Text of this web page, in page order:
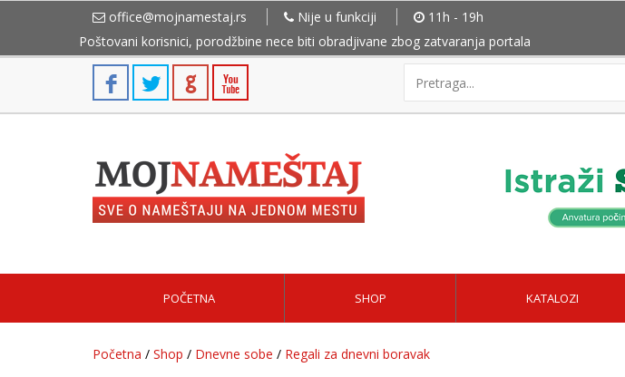
office@mojnamestaj.rs Nije u funkciji 11h - 19h
Poštovani korisnici, porodžbine nece biti obradjivane zbog zatvaranja portala
POČETNA SHOP KATALOZI
Početna / Shop / Dnevne sobe / Regali za dnevni boravak